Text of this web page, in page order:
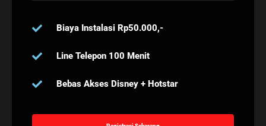
Biaya Instalasi Rp50.000,-
Line Telepon 100 Menit
Bebas Akses Disney + Hotstar